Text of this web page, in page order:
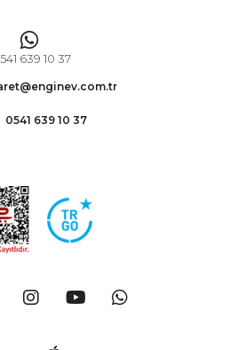
639 10 37
0541 639 10 37